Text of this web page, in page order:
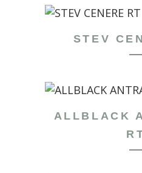
STEV
ALLBLACK